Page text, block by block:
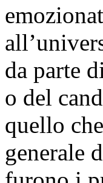
da parte
o del
quello
generale